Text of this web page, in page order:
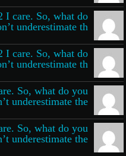
I care. So, what do
underestimate th...
I care. So, what do
underestimate th...
So, what do you
underestimate the...
So, what do you
underestimate the...